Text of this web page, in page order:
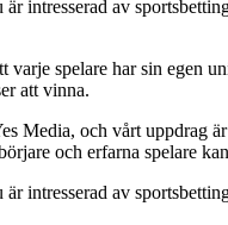
intresserad av
spelare har sin egen
att vinna.
och vårt uppdrag
och erfarna spelare
intresserad av